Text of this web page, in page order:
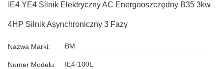
IE4 YE4 Silnik Elektryczny AC Energooszczędny B35 3kw
4HP Silnik Asynchroniczny 3 Fazy
Nazwa Marki: BM
Numer Modelu: IE4-100L